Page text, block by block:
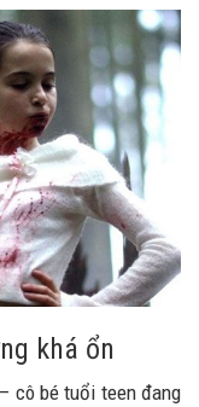
khá ổn
cô bé tuổi teen đang